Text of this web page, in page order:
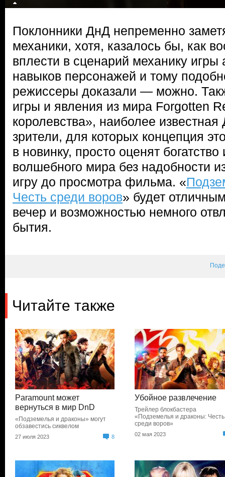
Поклонники ДнД непременно
механики, хотя, казалось бы, как
вплести в сценарий механику игры
навыков персонажей и тому
режиссеры доказали — можно.
игры и явления из мира Forgotten
королевства», наиболее
зрители, для которых концепция
в новинку, просто оценят
волшебного мира без надобности
игру до просмотра фильма. «
Честь среди воров» будет
вечер и возможностью немного
бытия.
Читайте также
Paramount может
вернуться в мир DnD
«Подземелья и драконы» могут
обзавестись сиквелом
27 июля 2023 8
Убойное развлечение
Трейлер блокбастера
«Подземелья и драконы: Честь
среди воров»
02 мая 2023